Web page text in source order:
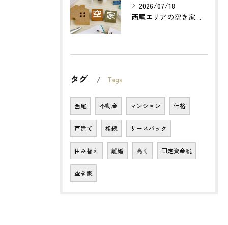
2026/07/18
西尾エリアの空き家売却で利益最大化する方法とは？
タグ Tags
西尾 不動産 マンション 価格
戸建て 相続 リースバック
住み替え 離婚 高く 固定資産税
空き家